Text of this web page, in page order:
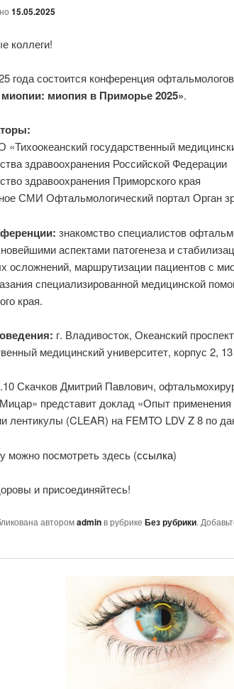
15.05.2025
коллеги!
года состоится конференция
миопии: миопия в Приморье 2025».
государственный
здравоохранения Российской Федерации
здравоохранения Приморского края
СМИ Офтальмологический портал Орган
знакомство специалистов
аспектами патогенеза и
осложнений, маршрутизации пациентов с
специализированной медицинской
края.
г. Владивосток, Океанский
медицинский университет, корпус 2,
Скачков Дмитрий Павлович,
представит доклад «Опыт
лентикулы (CLEAR) на FEMTO LDV Z 8 по
можно посмотреть здесь (ссылка)
и присоединяйтесь!
авторомadminв рубрике Без рубрики.